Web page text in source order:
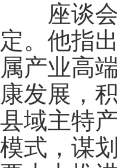
座谈会
定。他指
属产业高
康发展，
县域主特
模式，谋